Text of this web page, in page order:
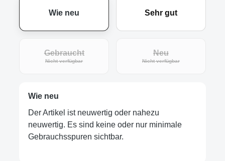
Wie neu Sehr gut
Gebraucht
Nicht verfügbar(Diese Option ist zurzeit nicht verfügbar.)
Neu
Nicht verfügbar(Diese Option ist
Wie neu
Der Artikel ist neuwertig oder nahezu
neuwertig. Es sind keine oder nur minimale
Gebrauchsspuren sichtbar.